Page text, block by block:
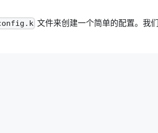
文件来创建一个简单的配置。我